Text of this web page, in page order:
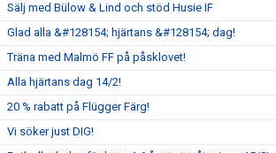
Sälj med Bülow & Lind och stöd Husie IF
Glad alla &#128154; hjärtans &#128154; dag!
Träna med Malmö FF på påsklovet!
Alla hjärtans dag 14/2!
20 % rabatt på Flügger Färg!
Vi söker just DIG!